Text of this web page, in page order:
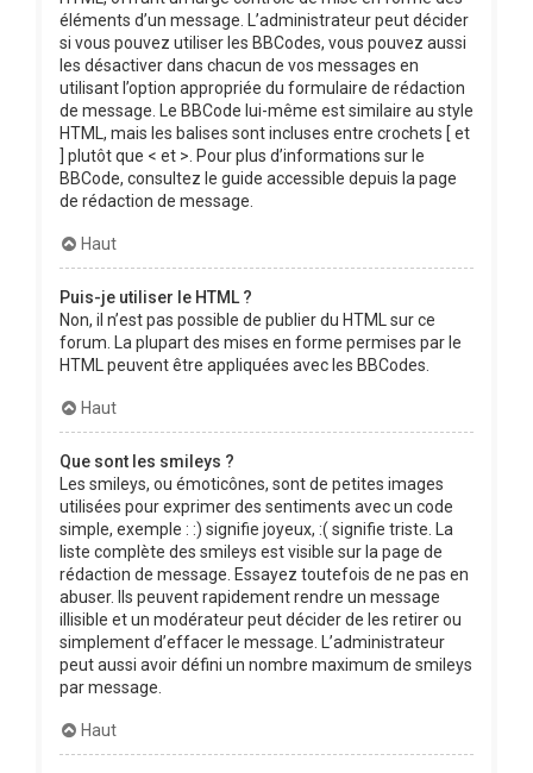
éléments d’un message. L’administrateur peut décider
si vous pouvez utiliser les BBCodes, vous pouvez aussi
les désactiver dans chacun de vos messages en
utilisant l’option appropriée du formulaire de rédaction
de message. Le BBCode lui-même est similaire au style
HTML, mais les balises sont incluses entre crochets [ et
] plutôt que < et >. Pour plus d’informations sur le
BBCode, consultez le guide accessible depuis la page
de rédaction de message.
Haut
Puis-je utiliser le HTML ?
Non, il n’est pas possible de publier du HTML sur ce
forum. La plupart des mises en forme permises par le
HTML peuvent être appliquées avec les BBCodes.
Haut
Que sont les smileys ?
Les smileys, ou émoticônes, sont de petites images
utilisées pour exprimer des sentiments avec un code
simple, exemple : :) signifie joyeux, :( signifie triste. La
liste complète des smileys est visible sur la page de
rédaction de message. Essayez toutefois de ne pas en
abuser. Ils peuvent rapidement rendre un message
illisible et un modérateur peut décider de les retirer ou
simplement d’effacer le message. L’administrateur
peut aussi avoir défini un nombre maximum de smileys
par message.
Haut